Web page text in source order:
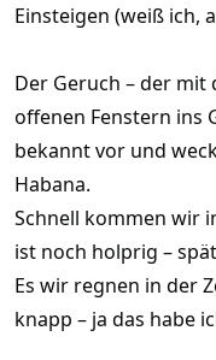
Einsteigen (weiß
Der Geruch – der
offenen Fenstern ins
bekannt vor und
Habana.
Schnell kommen wir
ist noch holprig –
Es wir regnen in der
knapp – ja das habe